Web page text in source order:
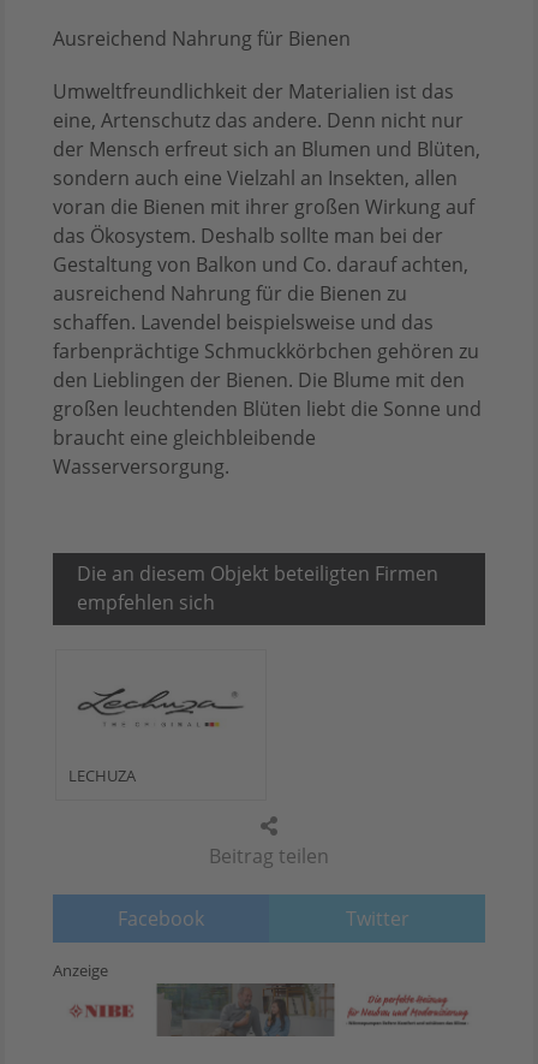
Beitrag teilen
Facebook Twitter
Ausreichend Nahrung für Bienen
Umweltfreundlichkeit der Materialien ist das
eine, Artenschutz das andere. Denn nicht nur
der Mensch erfreut sich an Blumen und Blüten,
sondern auch eine Vielzahl an Insekten, allen
voran die Bienen mit ihrer großen Wirkung auf
das Ökosystem. Deshalb sollte man bei der
Gestaltung von Balkon und Co. darauf achten,
ausreichend Nahrung für die Bienen zu
schaffen. Lavendel beispielsweise und das
farbenprächtige Schmuckkörbchen gehören zu
den Lieblingen der Bienen. Die Blume mit den
großen leuchtenden Blüten liebt die Sonne und
braucht eine gleichbleibende
Wasserversorgung.
Die an diesem Objekt beteiligten Firmen
empfehlen sich
LECHUZA
Anzeige